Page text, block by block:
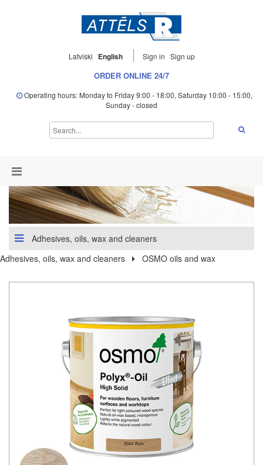
Latviski English Sign in Sign up
ORDER ONLINE 24/7
Operating hours: Monday to Friday 9:00 - 18:00, Saturday 10:00 - 15:00,
Sunday - closed
Adhesives, oils, wax and cleaners
Adhesives, oils, wax and cleaners
OSMO oils and wax